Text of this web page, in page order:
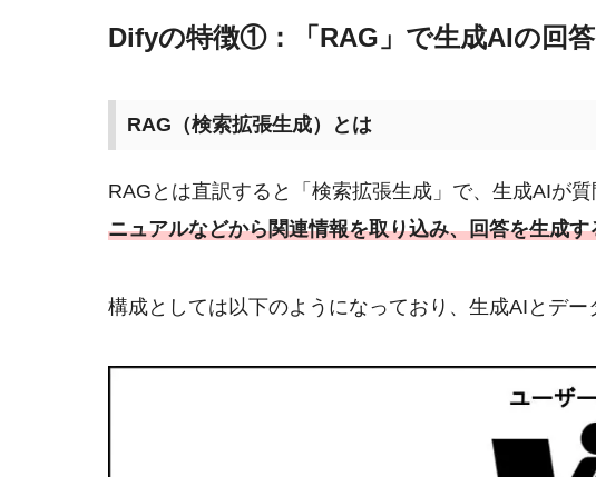
Difyの特徴①：「RAG」で生成AIの回
RAG（検索拡張生成）とは
RAGとは直訳すると「検索拡張生成」で、生成AIが質
ニュアルなどから関連情報を取り込み、回答を生成す
構成としては以下のようになっており、生成AIとデー